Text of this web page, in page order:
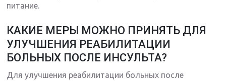
питание.
КАКИЕ МЕРЫ МОЖНО ПРИНЯТЬ ДЛЯ
УЛУЧШЕНИЯ РЕАБИЛИТАЦИИ
БОЛЬНЫХ ПОСЛЕ ИНСУЛЬТА?
Для улучшения реабилитации больных после